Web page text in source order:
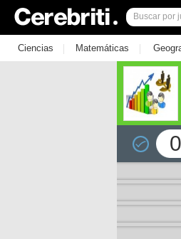
Ciencias | Matemáticas |